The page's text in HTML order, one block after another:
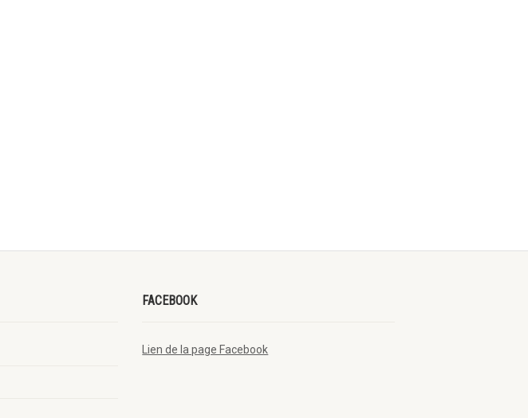
FACEBOOK
Lien de la page Facebook